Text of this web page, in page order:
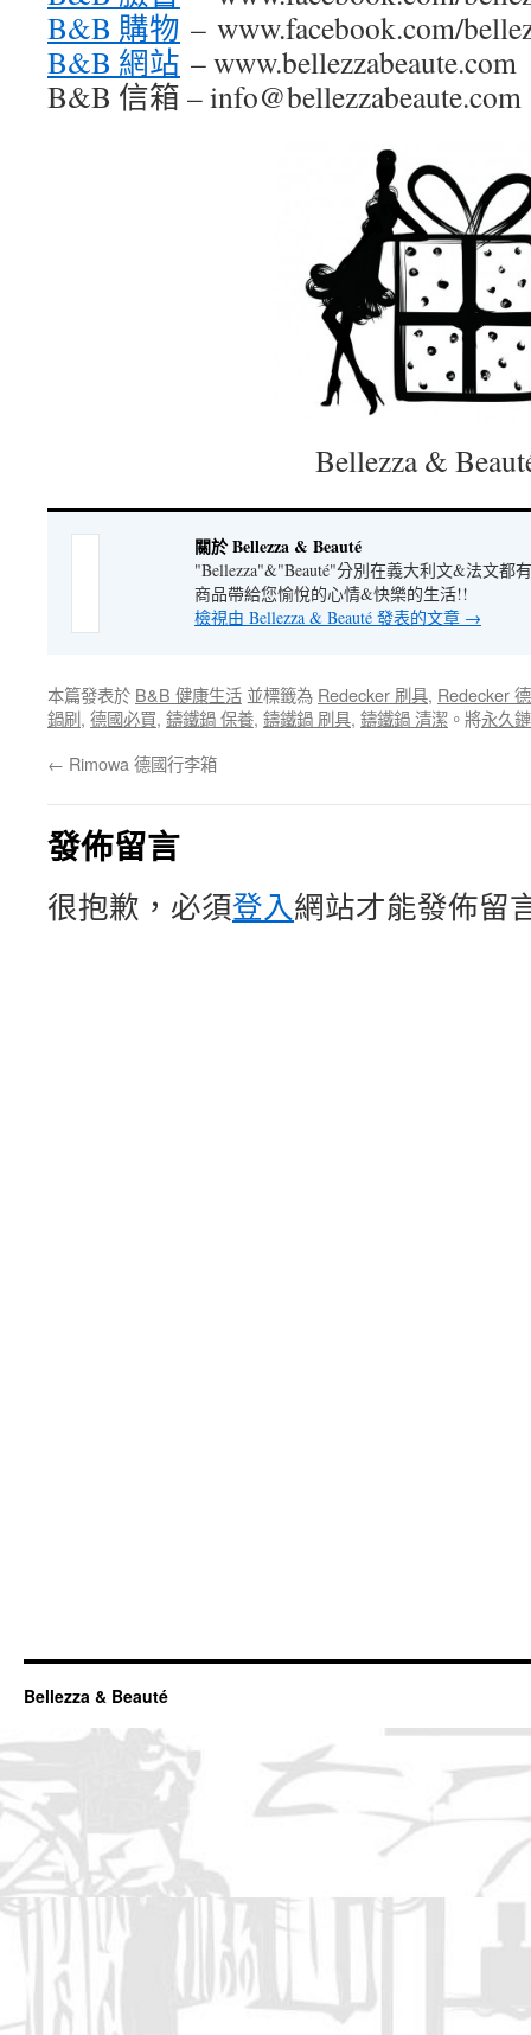
B&B 購物 – www.facebook.com/
B&B 網站 – www.bellezzabeaute.com
B&B 信箱 – info@bellezzabeaute.com
Bellezza &
關於 Bellezza & Beauté
"Bellezza"&"Beauté"分別在義大利文&法文都
商品帶給您愉悅的心情&快樂的生活!!
檢視由 Bellezza & Beauté 發表的文章 →
本篇發表於 B&B 健康生活 並標籤為 Redecker 刷具, Redecker
鍋刷, 德國必買, 鑄鐵鍋 保養, 鑄鐵鍋 刷具, 鑄鐵鍋 清潔 。將永久
← Rimowa 德國行李箱
發佈留言
很抱歉，必須登入網站才能發佈留
Bellezza & Beauté